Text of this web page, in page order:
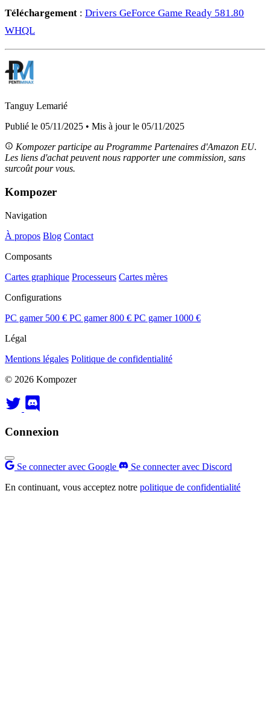
Téléchargement : Drivers GeForce Game Ready 581.80
WHQL
Tanguy Lemarié
Publié le 05/11/2025 • Mis à jour le 05/11/2025
Kompozer participe au Programme Partenaires d'Amazon EU.
Les liens d'achat peuvent nous rapporter une commission, sans
surcoût pour vous.
Kompozer
Navigation
À propos Blog Contact
Composants
Cartes graphique Processeurs Cartes mères
Configurations
PC gamer 500 € PC gamer 800 € PC gamer 1000 €
Légal
Mentions légales Politique de confidentialité
© 2026 Kompozer
Connexion
Se connecter avec Google
Se connecter avec Discord
En continuant, vous acceptez notre politique de confidentialité